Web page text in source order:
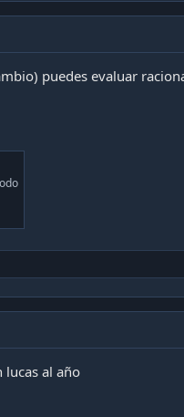
puedes evaluar
lucas al año